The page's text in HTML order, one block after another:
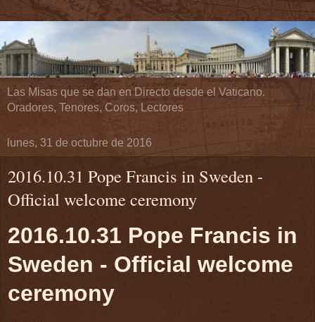
Las Misas que se dan en Directo desde el Vaticano.
Oradores, Tenores, Coros, Lectores
lunes, 31 de octubre de 2016
2016.10.31 Pope Francis in Sweden -
Official welcome ceremony
2016.10.31 Pope Francis in
Sweden - Official welcome
ceremony